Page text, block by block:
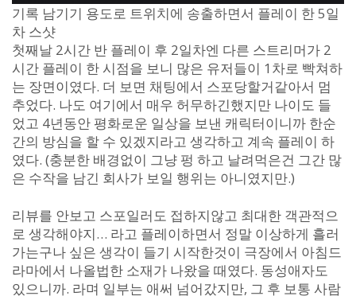
기록 남기기 용도로 트위치에 송출하면서 플레이 한 5일
차 스샷
첫째날 2시간 반 플레이 후 2일차엔 다른 스트리머가 2
시간 플레이 한 시점을 보니 많은 유저들이 1차로 빡쳐하
는 장면이였다. 더 보면 채팅에서 스포당할거같아서 멈
추었다. 나도 여기에서 매우 허무하긴했지만 나이도 들
었고 4년동안 평화로운 일상을 보낸 캐릭터이니까 한순
간의 방심을 할 수 있겠지라고 생각하고 계속 플레이 하
였다. (충분한 배경없이 그냥 펑 하고 날려먹은건 그간 많
은 수작을 남긴 회사가 보일 행위는 아니였지만.)
리뷰를 안보고 스포일러도 접하지않고 최대한 객관적으
로 생각해야지… 라고 플레이하면서 정말 이상하게 흘러
가는구나 싶은 생각이 들기 시작한것이 극장에서 아침드
라마에서 나올법한 소재가 나왔을 때였다. 동성애자도
있으니까. 라며 일부는 애써 넘어갔지만, 그 후 보통 사람